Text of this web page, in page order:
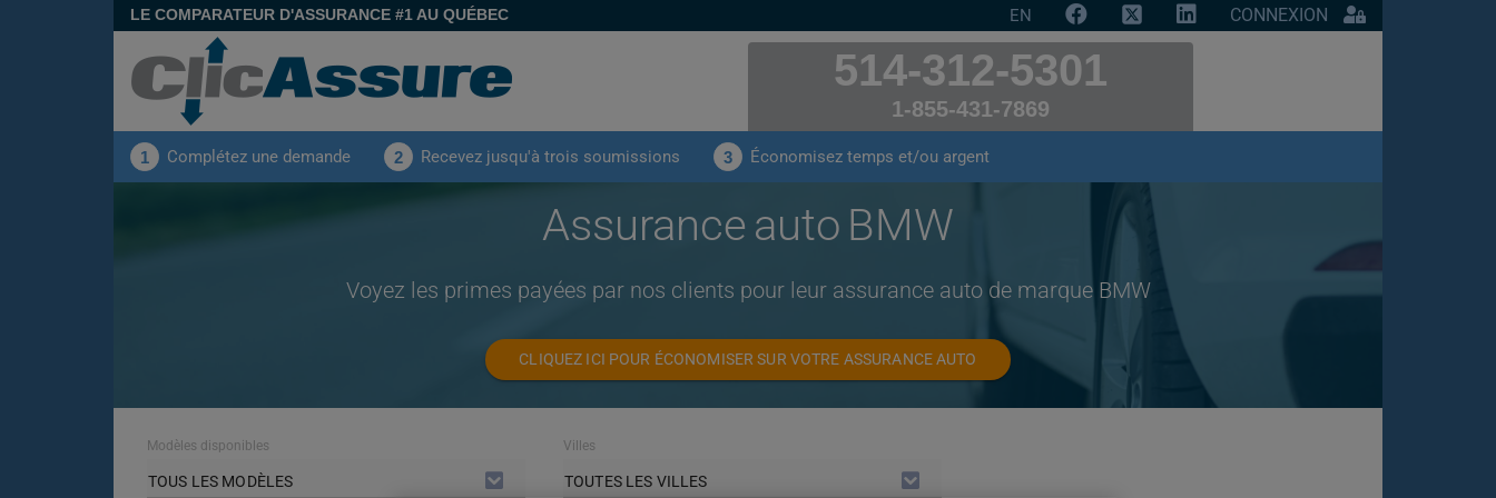
LE COMPARATEUR D'ASSURANCE #1 AU QUÉBEC EN CONNEXION
514-312-5301
1-855-431-7869
1 Complétez une demande 2 Recevez jusqu'à trois soumissions 3 Économisez temps et/ou argent
Assurance auto BMW
Voyez les primes payées par nos clients pour leur assurance auto de marque BMW
CLIQUEZ ICI POUR ÉCONOMISER SUR VOTRE ASSURANCE AUTO
Modèles disponibles
TOUS LES MODÈLES
Villes
TOUTES LES VILLES